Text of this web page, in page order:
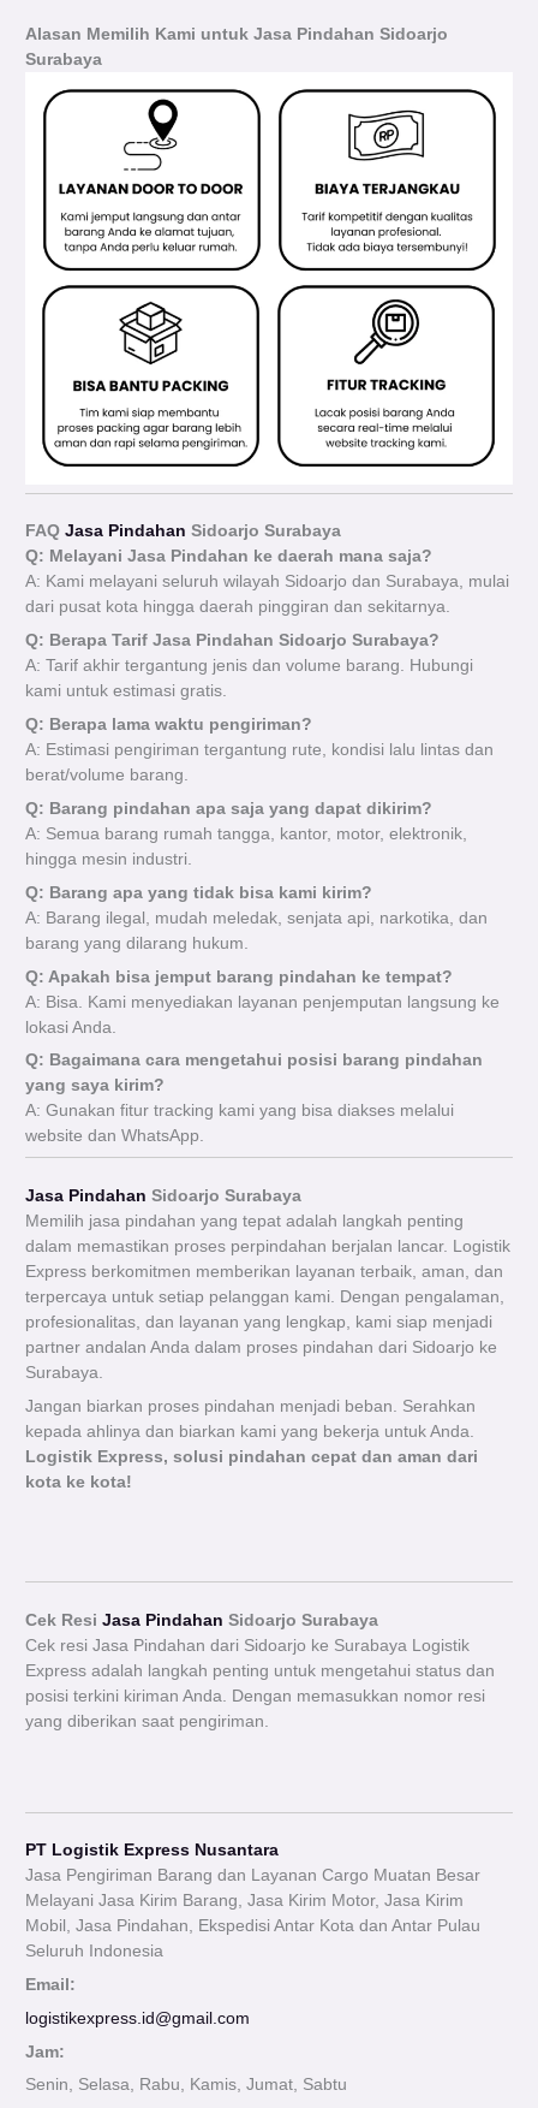
Alasan Memilih Kami untuk Jasa Pindahan Sidoarjo
Surabaya
FAQJasa Pindahan Sidoarjo Surabaya
Q: Melayani Jasa Pindahan ke daerah mana saja?
A: Kami melayani seluruh wilayah Sidoarjo dan Surabaya, mulai
dari pusat kota hingga daerah pinggiran dan sekitarnya.
Q: Berapa Tarif Jasa Pindahan Sidoarjo Surabaya?
A: Tarif akhir tergantung jenis dan volume barang. Hubungi
kami untuk estimasi gratis.
Q: Berapa lama waktu pengiriman?
A: Estimasi pengiriman tergantung rute, kondisi lalu lintas dan
berat/volume barang.
Q: Barang pindahan apa saja yang dapat dikirim?
A: Semua barang rumah tangga, kantor, motor, elektronik,
hingga mesin industri.
Q: Barang apa yang tidak bisa kami kirim?
A: Barang ilegal, mudah meledak, senjata api, narkotika, dan
barang yang dilarang hukum.
Q: Apakah bisa jemput barang pindahan ke tempat?
A: Bisa. Kami menyediakan layanan penjemputan langsung ke
lokasi Anda.
Q: Bagaimana cara mengetahui posisi barang pindahan
yang saya kirim?
A: Gunakan fitur tracking kami yang bisa diakses melalui
website dan WhatsApp.
Jasa Pindahan Sidoarjo Surabaya
Memilih jasa pindahan yang tepat adalah langkah penting
dalam memastikan proses perpindahan berjalan lancar. Logistik
Express berkomitmen memberikan layanan terbaik, aman, dan
terpercaya untuk setiap pelanggan kami. Dengan pengalaman,
profesionalitas, dan layanan yang lengkap, kami siap menjadi
partner andalan Anda dalam proses pindahan dari Sidoarjo ke
Surabaya.
Jangan biarkan proses pindahan menjadi beban. Serahkan
kepada ahlinya dan biarkan kami yang bekerja untuk Anda.
Logistik Express, solusi pindahan cepat dan aman dari
kota ke kota!
Cek ResiJasa Pindahan Sidoarjo Surabaya
Cek resi Jasa Pindahan dari Sidoarjo ke Surabaya Logistik
Express adalah langkah penting untuk mengetahui status dan
posisi terkini kiriman Anda. Dengan memasukkan nomor resi
yang diberikan saat pengiriman.
PT Logistik Express Nusantara
Jasa Pengiriman Barang dan Layanan Cargo Muatan Besar
Melayani Jasa Kirim Barang, Jasa Kirim Motor, Jasa Kirim
Mobil, Jasa Pindahan, Ekspedisi Antar Kota dan Antar Pulau
Seluruh Indonesia
Email:
logistikexpress.id@gmail.com
Jam:
Senin, Selasa, Rabu, Kamis, Jumat, Sabtu